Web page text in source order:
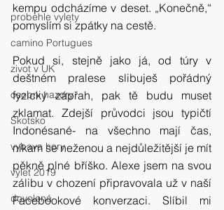
probehle vylety
camino Portugues
zivot v UK
osobni nazory
Skotsko
vybava hory
výlet 2019
dovolená
kempu odcházíme v deset. „Konečně,“
pomyslím si zpátky na cestě.
Pokud si, stejně jako já, od túry v
deštném pralese slibuješ pořádný
fyzický zápřah, pak tě budu muset
zklamat. Zdejší průvodci jsou typičtí
Indonésané- na všechno mají čas,
nikam se neženou a nejdůležitější je mít
pěkně plné bříško. Alexe jsem na svou
zálibu v chození připravovala už v naší
Facebookové konverzaci. Slíbil mi